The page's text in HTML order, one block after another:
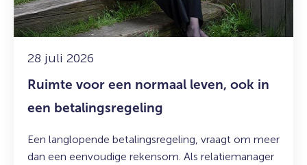
28 juli 2026
Ruimte voor een normaal leven, ook in
een betalingsregeling
Een langlopende betalingsregeling, vraagt om meer
dan een eenvoudige rekensom. Als relatiemanager
ook
in
een
betalingsregeling